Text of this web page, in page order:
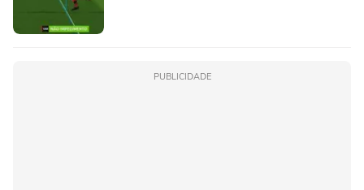
PUBLICIDADE